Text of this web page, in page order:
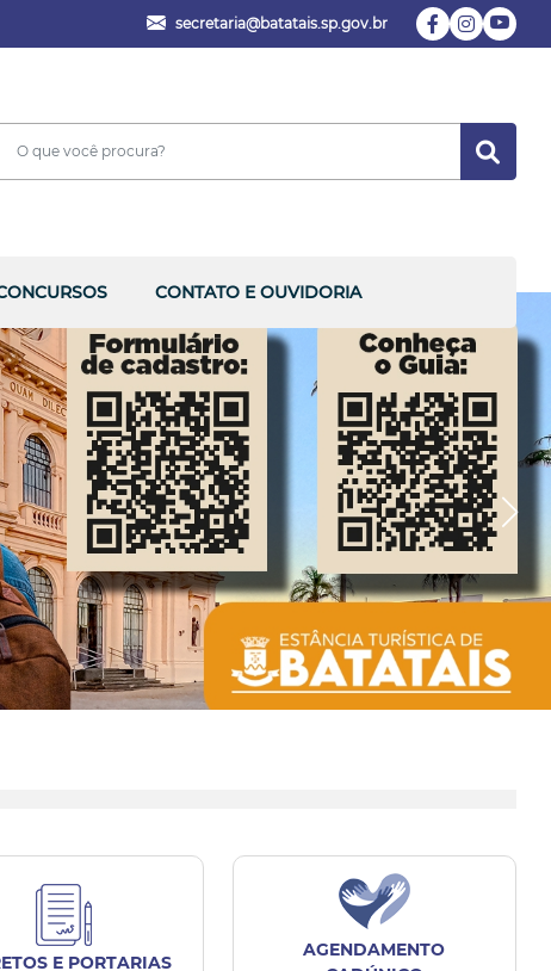
secretaria@batatais.sp.gov.br
CONTATO E OUVIDORIA
E PORTARIAS
AGENDAMENTO